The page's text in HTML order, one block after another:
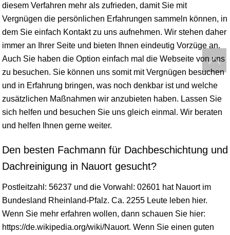
diesem Verfahren mehr als zufrieden, damit Sie mit
Vergnügen die persönlichen Erfahrungen sammeln können, in
dem Sie einfach Kontakt zu uns aufnehmen. Wir stehen daher
immer an Ihrer Seite und bieten Ihnen eindeutig Vorzüge an.
Auch Sie haben die Option einfach mal die Webseite von uns
zu besuchen. Sie können uns somit mit Vergnügen besuchen
und in Erfahrung bringen, was noch denkbar ist und welche
zusätzlichen Maßnahmen wir anzubieten haben. Lassen Sie
sich helfen und besuchen Sie uns gleich einmal. Wir beraten
und helfen Ihnen gerne weiter.
Den besten Fachmann für Dachbeschichtung und
Dachreinigung in Nauort gesucht?
Postleitzahl: 56237 und die Vorwahl: 02601 hat Nauort im
Bundesland Rheinland-Pfalz. Ca. 2255 Leute leben hier.
Wenn Sie mehr erfahren wollen, dann schauen Sie hier:
https://de.wikipedia.org/wiki/Nauort. Wenn Sie einen guten